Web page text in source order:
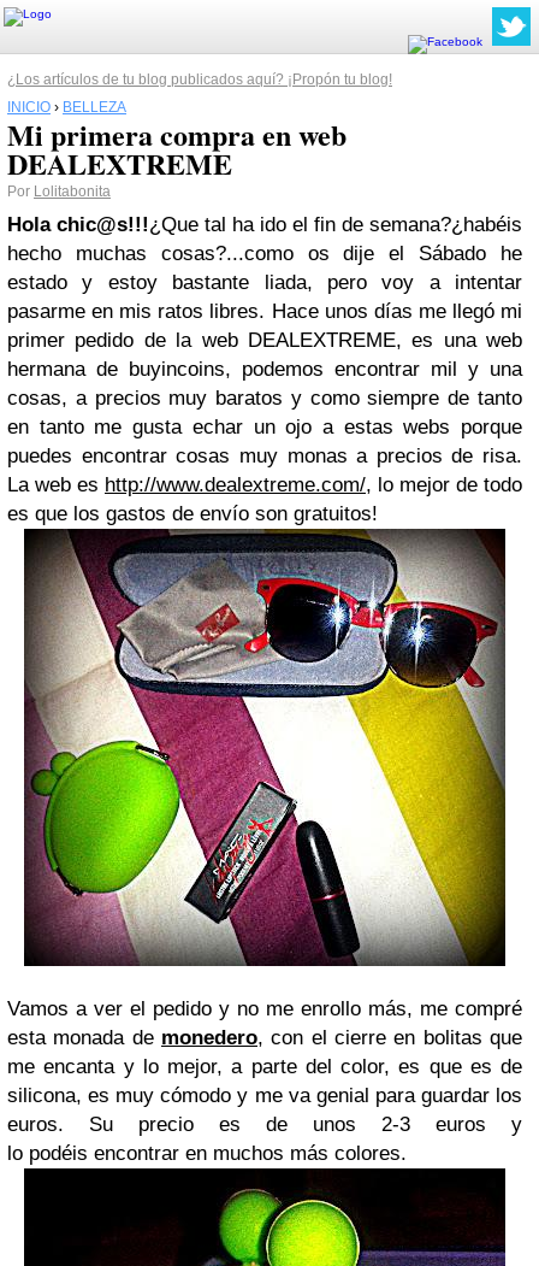
¿Los artículos de tu blog publicados aquí? ¡Propón tu blog!
INICIO › BELLEZA
Mi primera compra en web
DEALEXTREME
Por Lolitabonita
Hola chic@s!!!¿Que tal ha ido el fin de semana?¿habéis
hecho muchas cosas?...como os dije el Sábado he
estado y estoy bastante liada, pero voy a intentar
pasarme en mis ratos libres. Hace unos días me llegó mi
primer pedido de la web DEALEXTREME, es una web
hermana de buyincoins, podemos encontrar mil y una
cosas, a precios muy baratos y como siempre de tanto
en tanto me gusta echar un ojo a estas webs porque
puedes encontrar cosas muy monas a precios de risa.
La web es http://www.dealextreme.com/, lo mejor de todo
es que los gastos de envío son gratuitos!
Vamos a ver el pedido y no me enrollo más, me compré
esta monada de monedero, con el cierre en bolitas que
me encanta y lo mejor, a parte del color, es que es de
silicona, es muy cómodo y me va genial para guardar los
euros. Su precio es de unos 2-3 euros y
lo podéis encontrar en muchos más colores.